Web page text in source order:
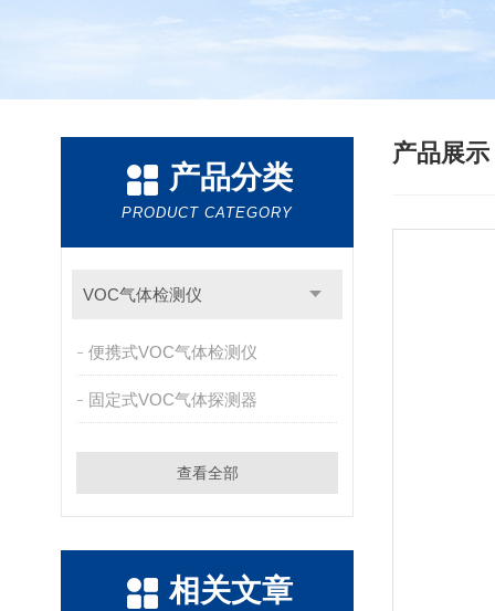
产品分类
PRODUCT CATEGORY
VOC气体检测仪
便携式VOC气体检测仪
固定式VOC气体探测器
查看全部
相关文章
产品展示